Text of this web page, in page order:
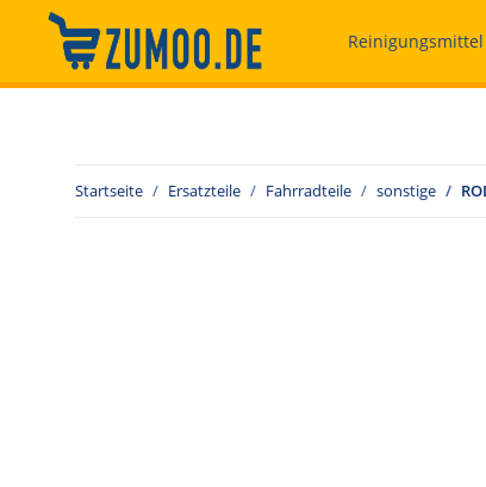
Reinigungsmittel
Startseite Ersatzteile Fahrradteile sonstige